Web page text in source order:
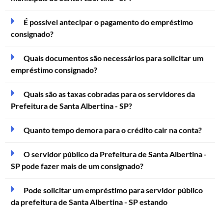
É possível antecipar o pagamento do empréstimo
consignado?
Quais documentos são necessários para solicitar um
empréstimo consignado?
Quais são as taxas cobradas para os servidores da
Prefeitura de Santa Albertina - SP?
Quanto tempo demora para o crédito cair na conta?
O servidor público da Prefeitura de Santa Albertina -
SP pode fazer mais de um consignado?
Pode solicitar um empréstimo para servidor público
da prefeitura de Santa Albertina - SP estando